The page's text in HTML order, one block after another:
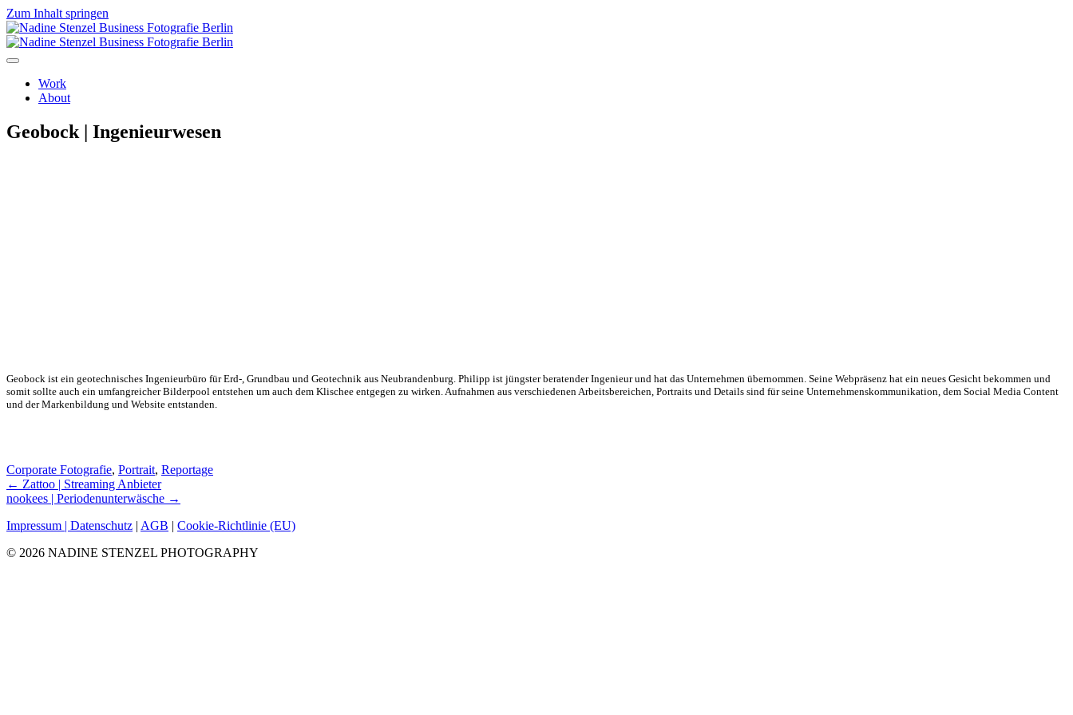
Zum Inhalt springen
Work
About
Geobock | Ingenieurwesen
Geobock ist ein geotechnisches Ingenieurbüro für Erd-, Grundbau und Geotechnik aus Neubrandenburg. Philipp ist jüngster beratender Ingenieur und hat das Unternehmen übernommen. Seine Webpräsenz hat ein neues Gesicht bekommen und
somit sollte auch ein umfangreicher Bilderpool entstehen um auch dem Klischee entgegen zu wirken. Aufnahmen aus verschiedenen Arbeitsbereichen, Portraits und Details sind für seine Unternehmenskommunikation, dem Social Media Content
und der Markenbildung und Website entstanden.
Corporate Fotografie, Portrait, Reportage
Posts
navigation
← Zattoo | Streaming Anbieter
nookees | Periodenunterwäsche →
Impressum | Datenschutz | AGB | Cookie-Richtlinie (EU)
© 2026 NADINE STENZEL PHOTOGRAPHY